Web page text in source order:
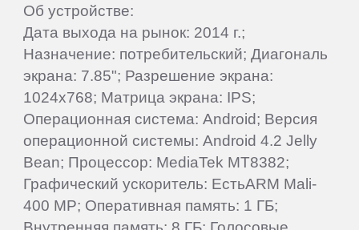
Об устройстве:
Дата выхода на рынок: 2014 г.;
Назначение: потребительский; Диагональ
экрана: 7.85"; Разрешение экрана:
1024x768; Матрица экрана: IPS;
Операционная система: Android; Версия
операционной системы: Android 4.2 Jelly
Bean; Процессор: MediaTek MT8382;
Графический ускоритель: ЕстьARM Mali-
400 MP; Оперативная память: 1 ГБ;
BQ-
Mobile
Coby
Creative
CrownMicro